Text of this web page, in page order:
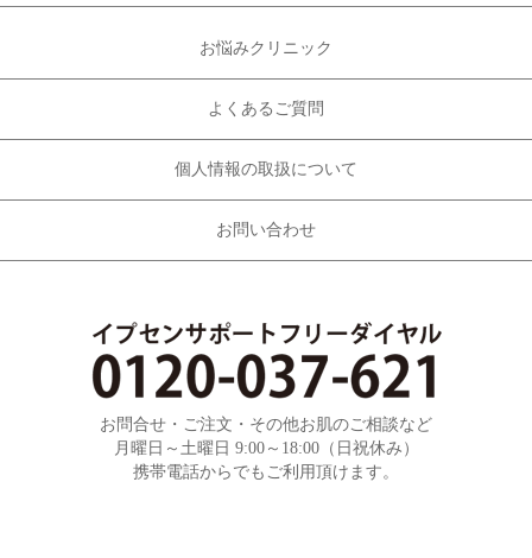
お悩みクリニック
よくあるご質問
個人情報の取扱について
お問い合わせ
お問合せ・ご注文・その他お肌のご相談など
月曜日～土曜日 9:00～18:00（日祝休み）
携帯電話からでもご利用頂けます。